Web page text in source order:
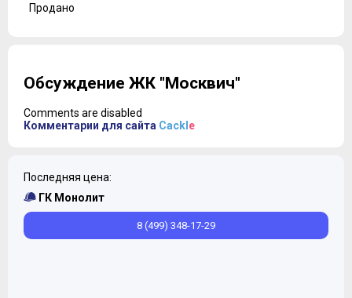
Продано
Обсуждение ЖК "Москвич"
Comments are disabled
Комментарии для сайта Cackl e
Последняя цена:
ГК Монолит
8 (499) 348-17-29